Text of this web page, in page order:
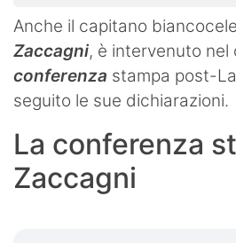
Anche il capitano
Zaccagni, è intervenuto nel
conferenza stampa post-
seguito le sue dichiarazioni.
La conferenza
Zaccagni